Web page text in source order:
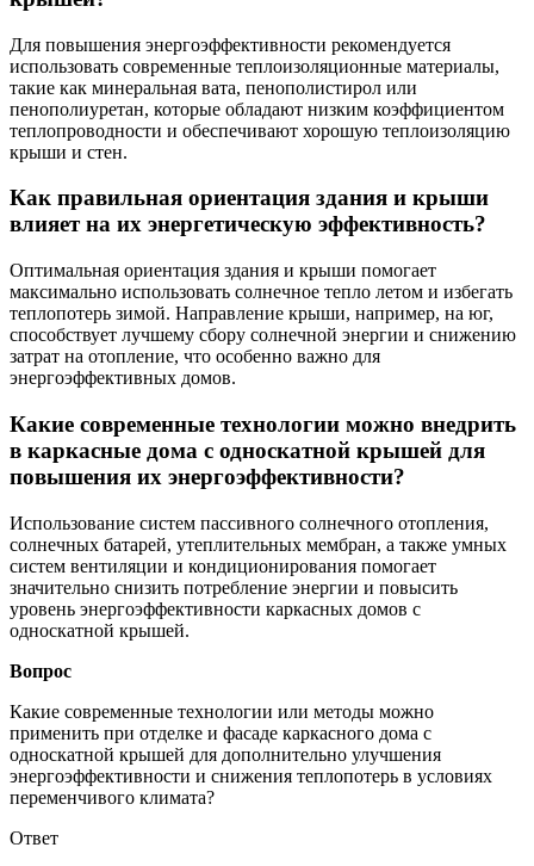
Для повышения энергоэффективности рекомендуется
использовать современные теплоизоляционные материалы,
такие как минеральная вата, пенополистирол или
пенополиуретан, которые обладают низким коэффициентом
теплопроводности и обеспечивают хорошую теплоизоляцию
крыши и стен.
Как правильная ориентация здания и крыши
влияет на их энергетическую эффективность?
Оптимальная ориентация здания и крыши помогает
максимально использовать солнечное тепло летом и избегать
теплопотерь зимой. Направление крыши, например, на юг,
способствует лучшему сбору солнечной энергии и снижению
затрат на отопление, что особенно важно для
энергоэффективных домов.
Какие современные технологии можно внедрить
в каркасные дома с односкатной крышей для
повышения их энергоэффективности?
Использование систем пассивного солнечного отопления,
солнечных батарей, утеплительных мембран, а также умных
систем вентиляции и кондиционирования помогает
значительно снизить потребление энергии и повысить
уровень энергоэффективности каркасных домов с
односкатной крышей.
Вопрос
Какие современные технологии или методы можно
применить при отделке и фасаде каркасного дома с
односкатной крышей для дополнительно улучшения
энергоэффективности и снижения теплопотерь в условиях
переменчивого климата?
Ответ